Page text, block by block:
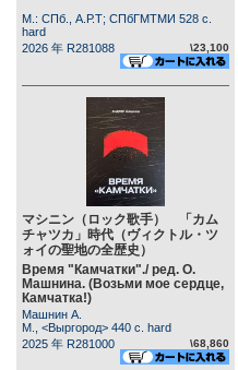
М.: СПб., А.Р.Т; СПбГМТМИ 528 c.
hard
2026 年 R281088
\23,100
マシニン（ロック歌手） 「カム
チャツカ」時代（ヴィクトル・ツ
ォイの聖地の全歴史）
Время "Камчатки"./ ред. О.
Машнина. (Возьми мое сердце,
Камчатка!)
Машнин А.
М., <Выргород> 440 c. hard
2025 年 R281000
\68,860